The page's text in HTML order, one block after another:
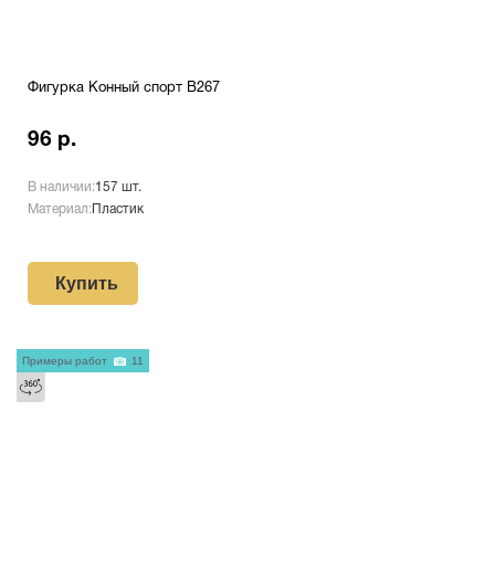
Фигурка Конный спорт B267
96 р.
В наличии:157 шт.
Материал: Пластик
Купить
Примеры работ 11